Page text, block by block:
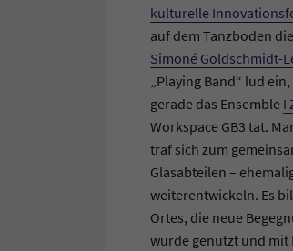
kulturelle
auf dem Tanzboden
Simoné Goldschmidt-
„Playing Band“ lud
gerade das Ensemble I
Workspace GB3 tat.
traf sich zum
Glasabteilen –
weiterentwickeln. Es
Ortes, die neue
wurde genutzt und mit